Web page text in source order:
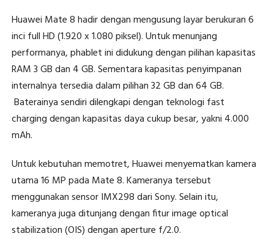
Huawei Mate 8 hadir dengan mengusung layar berukuran 6
inci full HD (1.920 x 1.080 piksel). Untuk menunjang
performanya, phablet ini didukung dengan pilihan kapasitas
RAM 3 GB dan 4 GB. Sementara kapasitas penyimpanan
internalnya tersedia dalam pilihan 32 GB dan 64 GB.
Baterainya sendiri dilengkapi dengan teknologi fast
charging dengan kapasitas daya cukup besar, yakni 4.000
mAh.
Untuk kebutuhan memotret, Huawei menyematkan kamera
utama 16 MP pada Mate 8. Kameranya tersebut
menggunakan sensor IMX298 dari Sony. Selain itu,
kameranya juga ditunjang dengan fitur image optical
stabilization (OIS) dengan aperture f/2.0.